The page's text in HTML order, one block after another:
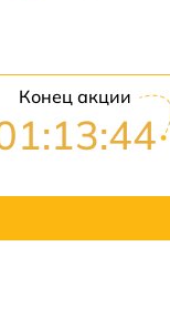
Конец акции